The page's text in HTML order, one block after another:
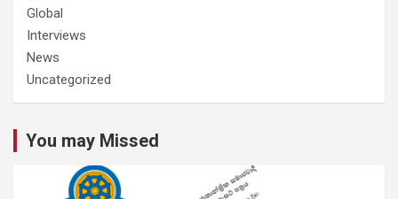
Global
Interviews
News
Uncategorized
You may Missed